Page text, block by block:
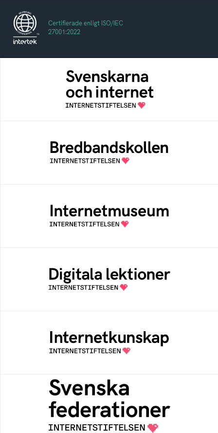
Certifierade enligt ISO/IEC
27001:2022
Svenskarna och internet
En årlig studie av svenska folkets
internetvanor
Bredbandskollen är ett oberoende
konsumentverktyg som drivs av
Internetstiftelsen
Ett digitalt museum som byggts, och kureras
av Internetstiftelsen
Öppen digital lärresurs med färdiga lektioner
för alla stadier i grundskolan
Samlad kunskap som hjälper dig att bli en
säker och medveten internetanvändare
Svenska federationer
Grunden för medlemskap i en sektors- eller
kontextspecifik federation